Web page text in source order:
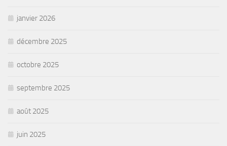
janvier 2026
décembre 2025
octobre 2025
septembre 2025
août 2025
juin 2025